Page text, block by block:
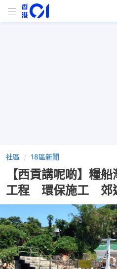
社區 18區新聞
【西貢講呢啲】糧
工程 環保施工 郊